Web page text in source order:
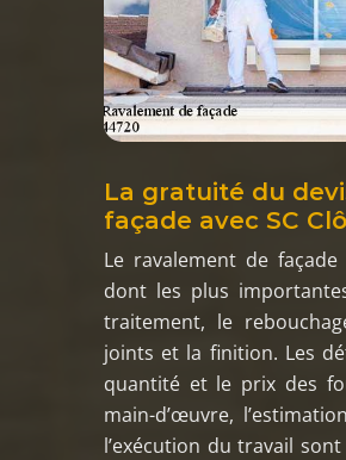
La gratuité du
façade avec SC
Le ravalement de
dont les plus
traitement, le
joints et la finition. Les
quantité et le prix des
main-d’œuvre,
l’exécution du travail